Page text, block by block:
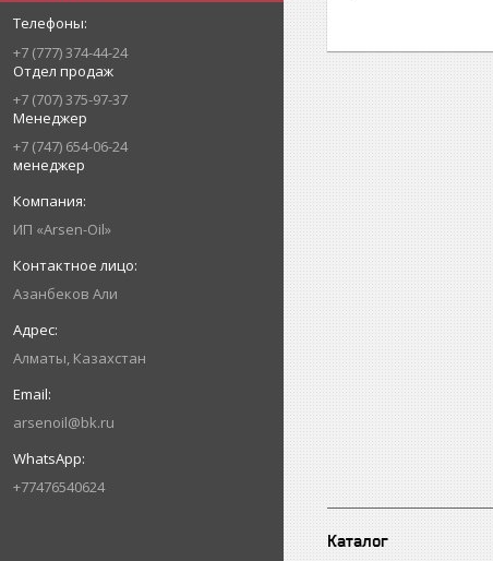
+7 (777) 374-44-24
Отдел продаж
+7 (707) 375-97-37
Менеджер
+7 (747) 654-06-24
менеджер
ИП «Arsen-Oil»
Азанбеков Али
Алматы, Казахстан
arsenoil@bk.ru
+77476540624
Каталог